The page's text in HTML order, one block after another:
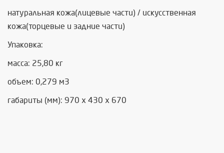
натуральная кожа(лицевые части) / искусственная
кожа(торцевые и задние части)
Упаковка:
масса: 25,80 кг
объем: 0,279 м3
габариты (мм): 970 х 430 х 670